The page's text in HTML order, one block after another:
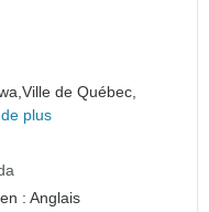
Ville de Québec,
plus
: Anglais